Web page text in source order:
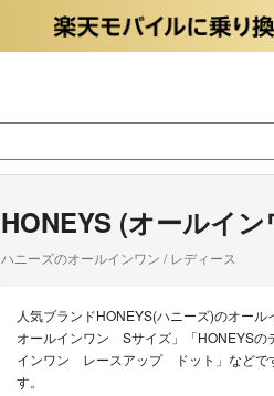
HONEYS (オールイン
ハニーズのオールインワン / レディース
人気ブランドHONEYS(ハニーズ)のオー
オールインワン Sサイズ」「HONEYS
インワン レースアップ ドット」などで
す。